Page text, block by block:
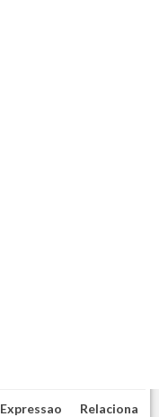
Expressao
Relaciona